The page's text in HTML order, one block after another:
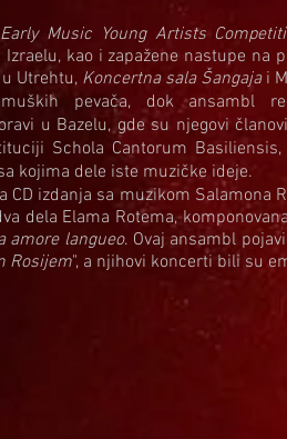
Music Young Artists
kao i zapažene nastupe
Utrehtu, Koncertna sala Šangajai
pevača, dok ansambl
u Bazelu, gde su njegovi
Schola Cantorum
kojima dele iste muzičke ideje.
izdanja sa muzikom Salamona
dela Elama Rotema,
amore langueo. Ovaj ansambl
Rosijem", a njihovi koncerti bili su